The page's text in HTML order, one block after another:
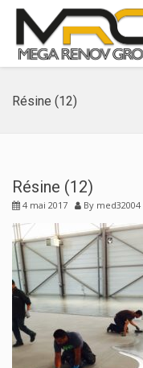
Résine (12)
Résine (12)
4 mai 2017 By med32004